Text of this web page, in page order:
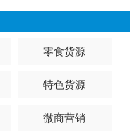
零食货源
特色货源
微商营销